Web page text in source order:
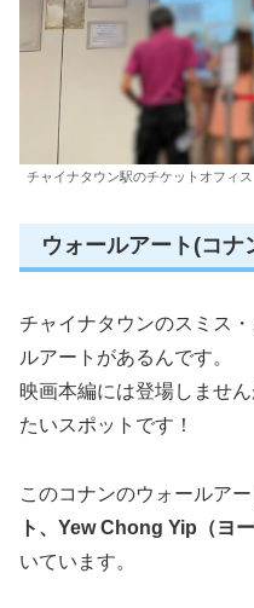
チャイナタウン駅のチケットオフィス
ウォールアート(コ
チャイナタウンのスミス
ルアートがあるんです。
映画本編には登場しませ
たいスポットです！
このコナンのウォールア
ト、Yew Chong Yip（ヨ
いています。